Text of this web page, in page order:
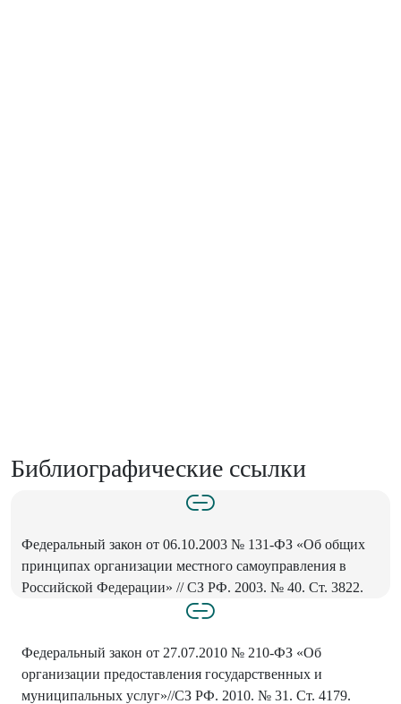
Библиографические ссылки
Федеральный закон от 06.10.2003 № 131-ФЗ «Об общих
принципах организации местного самоуправления в
Российской Федерации» // СЗ РФ. 2003. № 40. Ст. 3822.
Федеральный закон от 27.07.2010 № 210-ФЗ «Об
организации предоставления государственных и
муниципальных услуг»//СЗ РФ. 2010. № 31. Ст. 4179.